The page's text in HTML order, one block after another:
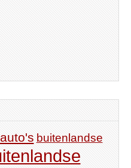
auto's buitenlandse